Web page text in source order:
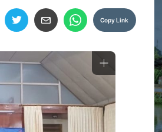
Copy Link